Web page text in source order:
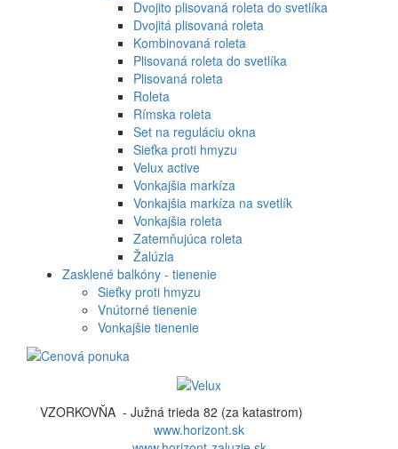
Dvojito plisovaná roleta do svetlíka
Dvojitá plisovaná roleta
Kombinovaná roleta
Plisovaná roleta do svetlíka
Plisovaná roleta
Roleta
Rímska roleta
Set na reguláciu okna
Sieťka proti hmyzu
Velux active
Vonkajšia markíza
Vonkajšia markíza na svetlík
Vonkajšia roleta
Zatemňujúca roleta
Žalúzia
Zasklené balkóny - tienenie
Sieťky proti hmyzu
Vnútorné tienenie
Vonkajšie tienenie
VZORKOVŇA - Južná trieda 82 (za katastrom)
www.horizont.sk